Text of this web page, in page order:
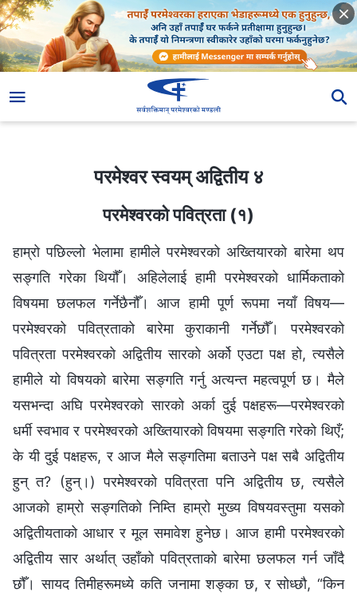
परमेश्‍वर स्वयम् अद्वितीय ४
परमेश्‍वरको पवित्रता (१)
हाम्रो पछिल्लो भेलामा हामीले परमेश्‍वरको अख्तियारको बारेमा थप
सङ्‍गति गरेका थियौँ। अहिलेलाई हामी परमेश्‍वरको धार्मिकताको
विषयमा छलफल गर्नेछैनौँ। आज हामी पूर्ण रूपमा नयाँ विषय—
परमेश्‍वरको पवित्रताको बारेमा कुराकानी गर्नेछौँ। परमेश्‍वरको
पवित्रता परमेश्‍वरको अद्वितीय सारको अर्को एउटा पक्ष हो, त्यसैले
हामीले यो विषयको बारेमा सङ्‍गति गर्नु अत्यन्त महत्वपूर्ण छ। मैले
यसभन्दा अघि परमेश्‍वरको सारको अर्का दुई पक्षहरू—परमेश्‍वरको
धर्मी स्वभाव र परमेश्‍वरको अख्तियारको विषयमा सङ्‍गति गरेको थिएँ;
के यी दुई पक्षहरू, र आज मैले सङ्‍गतिमा बताउने पक्ष सबै अद्वितीय
हुन् त? (हुन्।) परमेश्‍वरको पवित्रता पनि अद्वितीय छ, त्यसैले
आजको हाम्रो सङ्‍गतिको निम्ति हाम्रो मुख्य विषयवस्तुमा यसको
अद्वितीयताको आधार र मूल समावेश हुनेछ। आज हामी परमेश्‍वरको
अद्वितीय सार अर्थात् उहाँको पवित्रताको बारेमा छलफल गर्न जाँदै
छौँ। सायद तिमीहरूमध्ये कति जनामा शङ्का छ, र सोध्छौ, “किन